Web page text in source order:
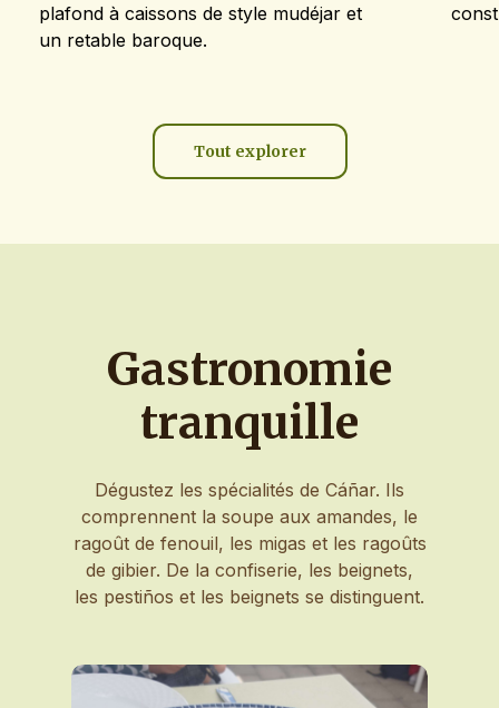
plafond à caissons de style mudéjar et
un retable baroque.
Tout explorer
Gastronomie
tranquille
Dégustez les spécialités de Cáñar. Ils
comprennent la soupe aux amandes, le
ragoût de fenouil, les migas et les ragoûts
de gibier. De la confiserie, les beignets,
les pestiños et les beignets se distinguent.